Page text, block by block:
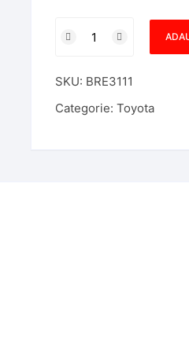
Carcasa
Toyota
Lexus
SKU: BRE3111
Categorie: Toyota